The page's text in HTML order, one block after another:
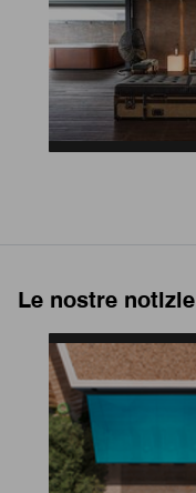
Le nostre notizie